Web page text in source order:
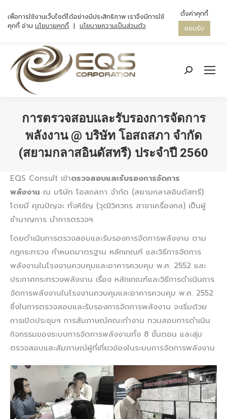
Search:
การตรวจสอบและรับรองการจัดการ
พลังงาน @ บริษัท โอสถสภา จำกัด
(สยามกลาสอินดัสทรี) ประจำปี 2560
EQS Consult เข้าตรวจสอบและรับรองการจัดการ
พลังงาน ณ บริษัท โอสถสภา จำกัด (สยามกลาสอินดัสทรี)
โดยมี คุณปัญจะ ทั่งหิรัญ (วุฒิวิศวกร สาขาเครื่องกล) เป็นผู้
ชำนาญการ นำการตรวจฯ
โดยดำเนินการตรวจสอบและรับรองการจัดการพลังงาน ตาม
กฎกระทรวง กำหนดมาตรฐาน หลักเกณฑ์ และวิธีการจัดการ
พลังงานในโรงงานควบคุมและอาคารควบคุม พ.ศ. 2552 และ
ประกาศกระทรวงพลังงาน เรื่อง หลักเกณฑ์และวิธีการดำเนินการ
จัดการพลังงานในโรงงานควบคุมและอาคารควบคุม พ.ศ. 2552
ซึ่งในการตรวจสอบและรับรองการจัดการพลังงาน จะเริ่มด้วย
การเปิดประชุมฯ การสัมภาษณ์คณะทำงาน ทวนสอบการดำเนิน
กิจกรรมของระบบการจัดการพลังงานทั้ง 8 ขั้นตอน และสุ่ม
ตรวจสอบและสัมภาษณ์ผู้ที่เกี่ยวข้องในระบบการจัดการพลังงาน
เพื่อการใช้งานเว็บไซต์ได้อย่างมีประสิทธิภาพ เราจึงมีการใช้
คุกกี้ อ่าน นโยบายคุกกี้ | นโยบายความเป็นส่วนตัว
ตั้งค่าคุกกี้
ยอมรับ